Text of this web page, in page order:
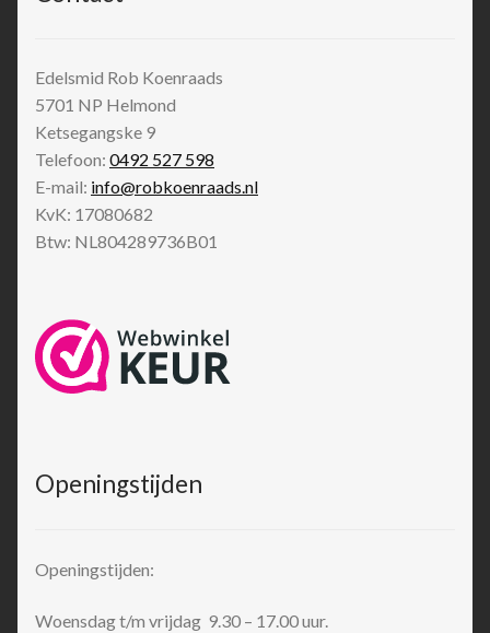
Edelsmid Rob Koenraads
5701 NP Helmond
Ketsegangske 9
Telefoon: 0492 527 598
E-mail: info@robkoenraads.nl
KvK: 17080682
Btw: NL804289736B01
Openingstijden
Openingstijden:
Woensdag t/m vrijdag 9.30 – 17.00 uur.